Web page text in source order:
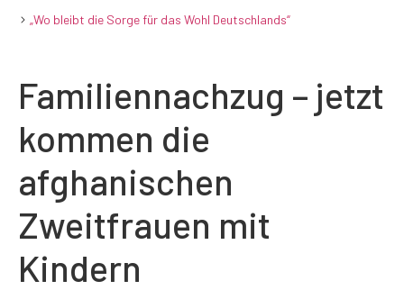
„Wo bleibt die Sorge für das Wohl Deutschlands“
Familiennachzug – jetzt
kommen die
afghanischen
Zweitfrauen mit
Kindern